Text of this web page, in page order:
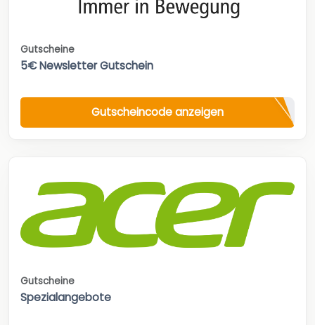
Gutscheine
5€ Newsletter Gutschein
Gutscheincode anzeigen
Gutscheine
Spezialangebote